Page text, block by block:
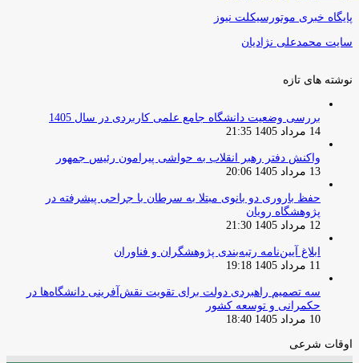
پایگاه خبری موتورسیکلت نیوز
سایت محمدعلی نژادیان
نوشته های تازه
بررسی وضعیت دانشگاه جامع علمی کاربردی در سال 1405
14 مرداد 1405 21:35
واکنش دفتر رهبر انقلاب به حواشی پیرامون رئیس جمهور
13 مرداد 1405 20:06
حفظ باروری دو بانوی مبتلا به سرطان با جراحی پیشرفته در
پژوهشگاه رویان
12 مرداد 1405 21:30
ابلاغ آیین‌نامه رتبه‌بندی پژوهشگران و فناوران
11 مرداد 1405 19:18
سه تصمیم راهبردی دولت برای تقویت نقش‌آفرینی دانشگاه‌ها در
حکمرانی و توسعه کشور
10 مرداد 1405 18:40
اوقات شرعی